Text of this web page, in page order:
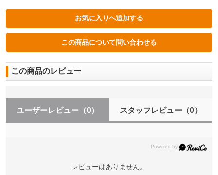
この商品のレビュー
ユーザーレビュー （0） スタッフレビュー（0）
レビューはありません。